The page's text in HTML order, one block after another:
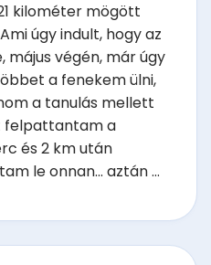
kilométer mögött
Ami úgy indult, hogy az
végén, már úgy
a fenekem ülni,
a tanulás mellett
felpattantam a
és 2 km után
le onnan... aztán ...